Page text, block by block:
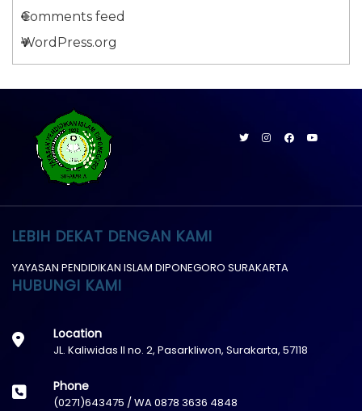
Comments feed
WordPress.org
LEBIH DEKAT DENGAN KAMI
YAYASAN PENDIDIKAN ISLAM DIPONEGORO SURAKARTA
HUBUNGI KAMI
Location
JL. Kaliwidas II no. 2, Pasarkliwon, Surakarta, 57118
Phone
(0271)643475 / WA 0878 3636 4848